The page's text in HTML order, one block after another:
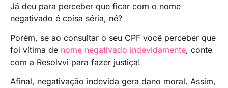
Já deu para perceber que ficar com o nome
negativado é coisa séria, né?
Porém, se ao consultar o seu CPF você perceber que
foi vítima de nome negativado indevidamente, conte
com a Resolvvi para fazer justiça!
Afinal, negativação indevida gera dano moral. Assim,